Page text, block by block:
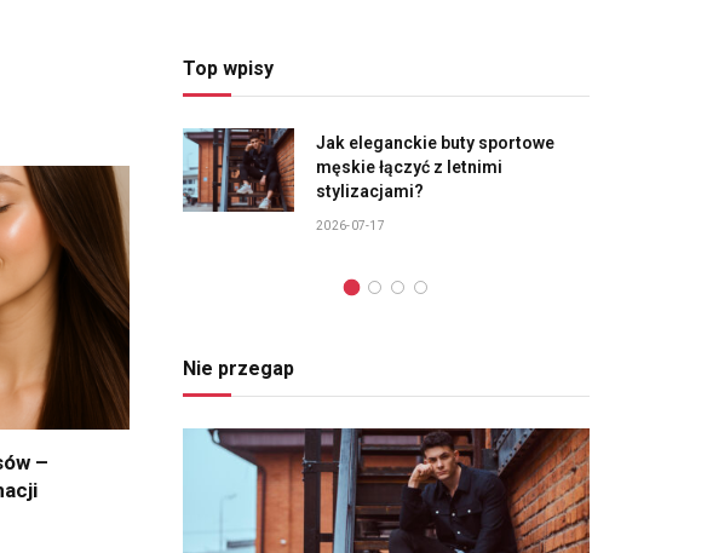
–
Top wpisy
aktywnego
Jak eleganckie buty sportowe
męskie łączyć z letnimi
stylizacjami?
2026-07-17
Nie przegap